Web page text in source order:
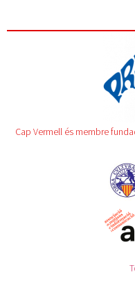
Cap Vermell és membre